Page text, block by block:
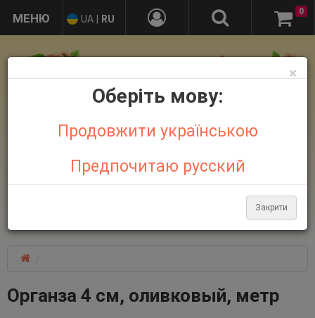
+38 095 032 21 44
UA RU
0
Органза 4 см, оливковый, метр
×
Оберіть мову:
Продовжити українською
Предпочитаю русский
Закрити